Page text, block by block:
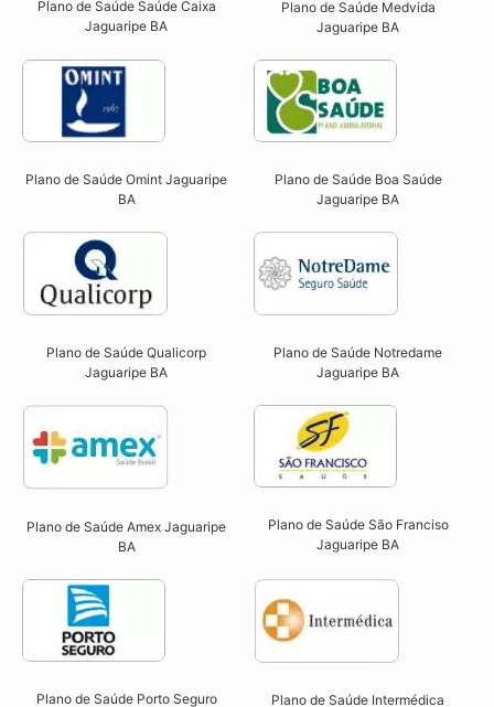
Plano de Saúde Saúde Caixa
Jaguaripe BA​
Plano de Saúde Medvida
Jaguaripe BA
Plano de Saúde Omint Jaguaripe
BA​
Plano de Saúde Boa Saúde
Jaguaripe BA​
Plano de Saúde Qualicorp
Jaguaripe BA​
Plano de Saúde Notredame
Jaguaripe BA​
Plano de Saúde Amex Jaguaripe
BA
Plano de Saúde São Franciso
Jaguaripe BA​
Plano de Saúde Porto Seguro
Plano de Saúde Intermédica